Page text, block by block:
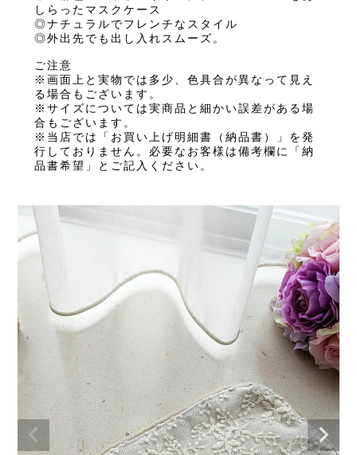
しらったマスクケース
◎ナチュラルでフレンチなスタイル
◎外出先でも出し入れスムーズ。
ご注意
※画面上と実物では多少、色具合が異なって見え
る場合もございます。
※サイズについては実商品と細かい誤差がある場
合もございます。
※当店では「お買い上げ明細書（納品書）」を発
行しておりません。必要なお客様は備考欄に「納
品書希望」とご記入ください。